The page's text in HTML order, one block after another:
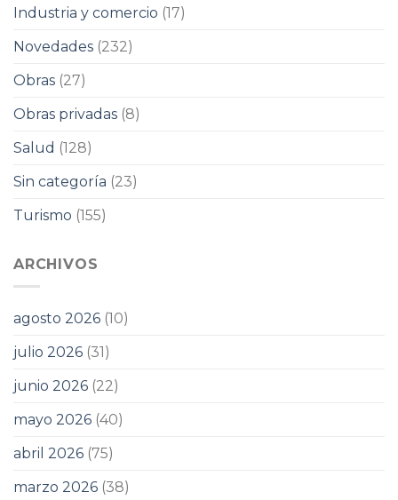
Industria y comercio (17)
Novedades (232)
Obras (27)
Obras privadas (8)
Salud (128)
Sin categoría (23)
Turismo (155)
ARCHIVOS
agosto 2026 (10)
julio 2026 (31)
junio 2026 (22)
mayo 2026 (40)
abril 2026 (75)
marzo 2026 (38)